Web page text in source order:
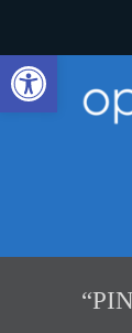
Open toolbar